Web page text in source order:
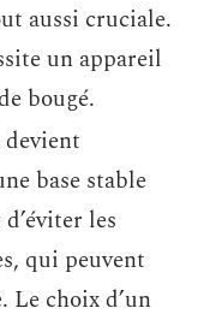
aussi cruciale.
un appareil
bougé.
base stable
les
qui peuvent
Le choix d’un